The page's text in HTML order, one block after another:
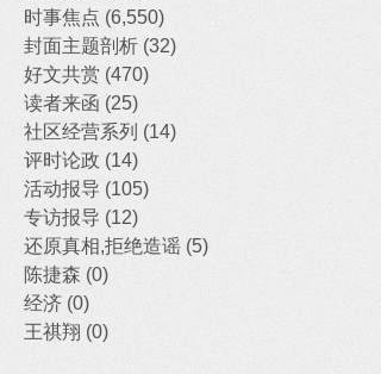
时事焦点 (6,550)
封面主题剖析 (32)
好文共赏 (470)
读者来函 (25)
社区经营系列 (14)
评时论政 (14)
活动报导 (105)
专访报导 (12)
还原真相,拒绝造谣 (5)
陈捷森 (0)
经济 (0)
王祺翔 (0)